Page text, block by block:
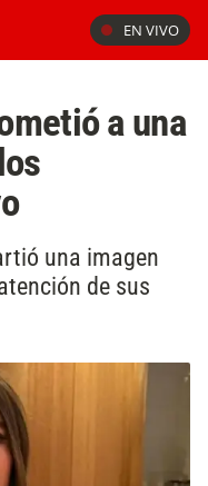
EN VIVO
a una
una imagen
de sus